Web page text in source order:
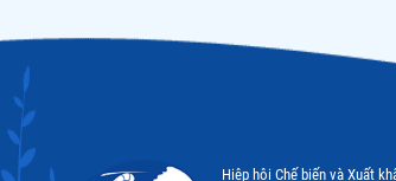
Hiệp hội Chế biến và Xuất